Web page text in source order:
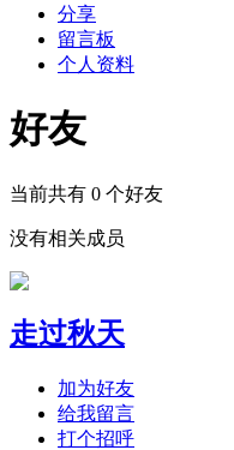
分享
留言板
个人资料
好友
当前共有 0 个好友
没有相关成员
走过秋天
加为好友
给我留言
打个招呼